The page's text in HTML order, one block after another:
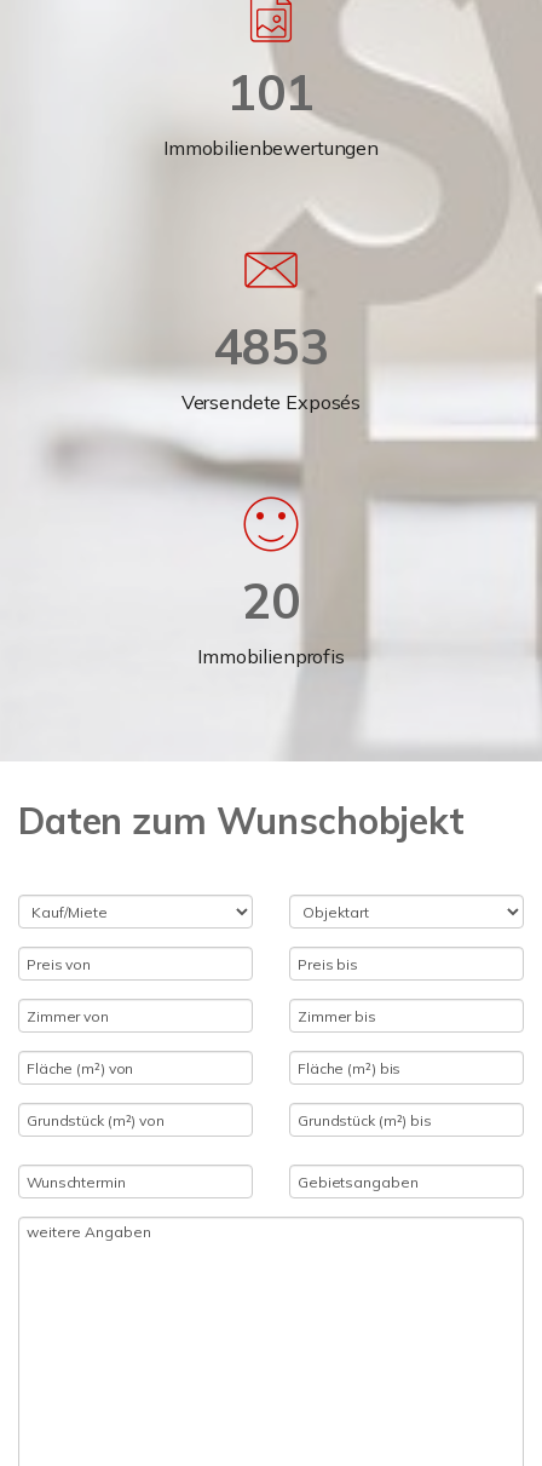
101
Immobilienbewertungen
4853
Versendete Exposés
20
Immobilienprofis
Daten zum Wunschobjekt